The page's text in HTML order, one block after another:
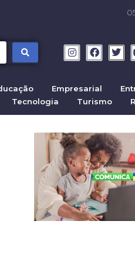
Empresarial
Tecnologia Turismo